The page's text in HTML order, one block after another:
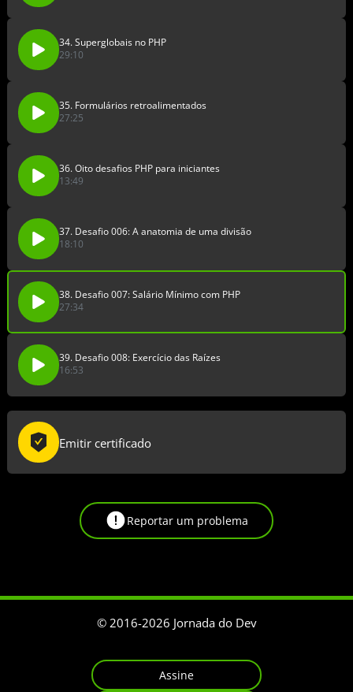
34. Superglobais no PHP
29:10
35. Formulários retroalimentados
27:25
36. Oito desafios PHP para iniciantes
13:49
37. Desafio 006: A anatomia de uma divisão
18:10
38. Desafio 007: Salário Mínimo com PHP
27:34
39. Desafio 008: Exercício das Raízes
16:53
Emitir certificado
Reportar um problema
© 2016-2026 Jornada do Dev
Assine